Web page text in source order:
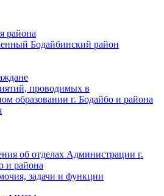
района
Бодайбинский район
проводимых в
образовании г. Бодайбо и района
об отделах Администрации г.
и района
задачи и функции